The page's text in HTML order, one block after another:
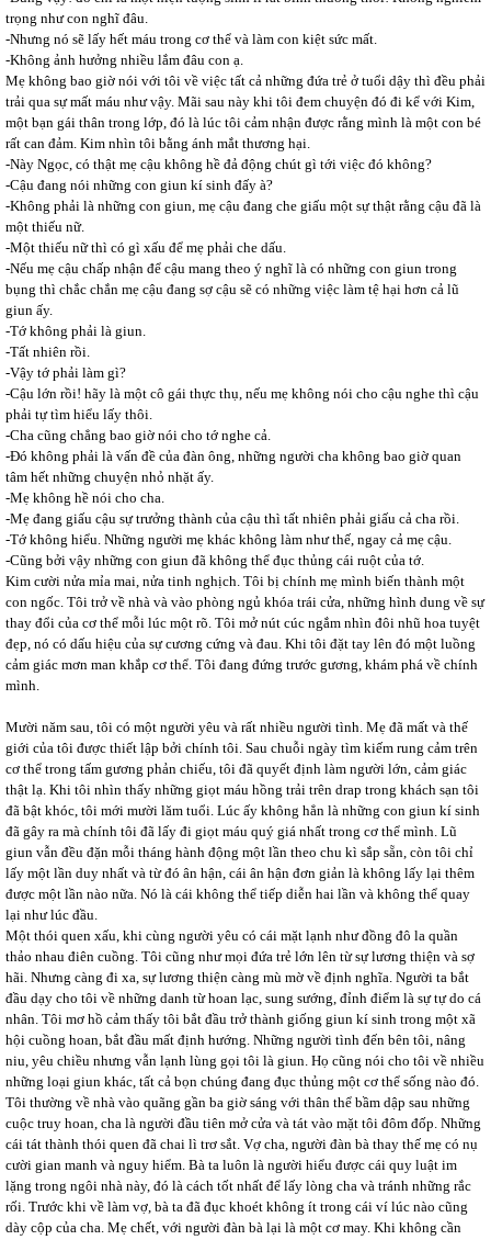
trọng như con nghĩ đâu.
-Nhưng nó sẽ lấy hết máu trong cơ thể và làm con kiệt sức mất.
-Không ảnh hưởng nhiều lắm đâu con ạ.
Mẹ không bao giờ nói với tôi về việc tất cả những đứa trẻ ở tuổi dậy thì đều phải
trải qua sự mất máu như vậy. Mãi sau này khi tôi đem chuyện đó đi kể với Kim,
một bạn gái thân trong lớp, đó là lúc tôi cảm nhận được rằng mình là một con bé
rất can đảm. Kim nhìn tôi bằng ánh mắt thương hại.
-Này Ngọc, có thật mẹ cậu không hề đả động chút gì tới việc đó không?
-Cậu đang nói những con giun kí sinh đấy à?
-Không phải là những con giun, mẹ cậu đang che giấu một sự thật rằng cậu đã là
một thiếu nữ.
-Một thiếu nữ thì có gì xấu để mẹ phải che dấu.
-Nếu mẹ cậu chấp nhận để cậu mang theo ý nghĩ là có những con giun trong
bụng thì chắc chắn mẹ cậu đang sợ cậu sẽ có những việc làm tệ hại hơn cả lũ
giun ấy.
-Tớ không phải là giun.
-Tất nhiên rồi.
-Vậy tớ phải làm gì?
-Cậu lớn rồi! hãy là một cô gái thực thụ, nếu mẹ không nói cho cậu nghe thì cậu
phải tự tìm hiểu lấy thôi.
-Cha cũng chẳng bao giờ nói cho tớ nghe cả.
-Đó không phải là vấn đề của đàn ông, những người cha không bao giờ quan
tâm hết những chuyện nhỏ nhặt ấy.
-Mẹ không hề nói cho cha.
-Mẹ đang giấu cậu sự trưởng thành của cậu thì tất nhiên phải giấu cả cha rồi.
-Tớ không hiểu. Những người mẹ khác không làm như thế, ngay cả mẹ cậu.
-Cũng bởi vậy những con giun đã không thể đục thủng cái ruột của tớ.
Kim cười nửa mỉa mai, nửa tinh nghịch. Tôi bị chính mẹ mình biến thành một
con ngốc. Tôi trở về nhà và vào phòng ngủ khóa trái cửa, những hình dung về sự
thay đổi của cơ thể mỗi lúc một rõ. Tôi mở nút cúc ngắm nhìn đôi nhũ hoa tuyệt
đẹp, nó có dấu hiệu của sự cương cứng và đau. Khi tôi đặt tay lên đó một luồng
cảm giác mơn man khắp cơ thể. Tôi đang đứng trước gương, khám phá về chính
mình.
Mười năm sau, tôi có một người yêu và rất nhiều người tình. Mẹ đã mất và thế
giới của tôi được thiết lập bởi chính tôi. Sau chuỗi ngày tìm kiếm rung cảm trên
cơ thể trong tấm gương phản chiếu, tôi đã quyết định làm người lớn, cảm giác
thật lạ. Khi tôi nhìn thấy những giọt máu hồng trải trên drap trong khách sạn tôi
đã bật khóc, tôi mới mười lăm tuổi. Lúc ấy không hẳn là những con giun kí sinh
đã gây ra mà chính tôi đã lấy đi giọt máu quý giá nhất trong cơ thể mình. Lũ
giun vẫn đều đặn mỗi tháng hành động một lần theo chu kì sắp sẵn, còn tôi chỉ
lấy một lần duy nhất và từ đó ân hận, cái ân hận đơn giản là không lấy lại thêm
được một lần nào nữa. Nó là cái không thể tiếp diễn hai lần và không thể quay
lại như lúc đầu.
Một thói quen xấu, khi cùng người yêu có cái mặt lạnh như đồng đô la quần
thảo nhau điên cuồng. Tôi cũng như mọi đứa trẻ lớn lên từ sự lương thiện và sợ
hãi. Nhưng càng đi xa, sự lương thiện càng mù mờ về định nghĩa. Người ta bắt
đầu dạy cho tôi về những danh từ hoan lạc, sung sướng, đỉnh điểm là sự tự do cá
nhân. Tôi mơ hồ cảm thấy tôi bắt đầu trở thành giống giun kí sinh trong một xã
hội cuồng hoan, bắt đầu mất định hướng. Những người tình đến bên tôi, nâng
niu, yêu chiều nhưng vẫn lạnh lùng gọi tôi là giun. Họ cũng nói cho tôi về nhiều
những loại giun khác, tất cả bọn chúng đang đục thủng một cơ thể sống nào đó.
Tôi thường về nhà vào quãng gần ba giờ sáng với thân thể bầm dập sau những
cuộc truy hoan, cha là người đầu tiên mở cửa và tát vào mặt tôi đôm đốp. Những
cái tát thành thói quen đã chai lì trơ sắt. Vợ cha, người đàn bà thay thế mẹ có nụ
cười gian manh và nguy hiểm. Bà ta luôn là người hiểu được cái quy luật im
lặng trong ngôi nhà này, đó là cách tốt nhất để lấy lòng cha và tránh những rắc
rối. Trước khi về làm vợ, bà ta đã đục khoét không ít trong cái ví lúc nào cũng
dày cộp của cha. Mẹ chết, với người đàn bà lại là một cơ may. Khi không cần